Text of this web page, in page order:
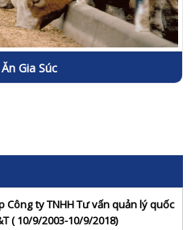
Gia Súc
Công ty TNHH Tư vấn quản lý quốc
( 10/9/2003-10/9/2018)